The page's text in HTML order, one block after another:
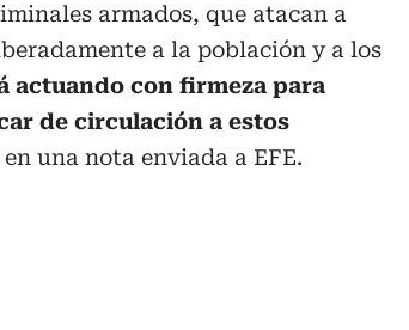
armados, que atacan a
a la población y a los
actuando con firmeza para
de circulación a estos
una nota enviada a EFE.